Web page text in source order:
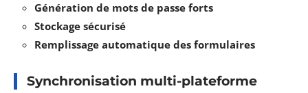
Génération de mots de passe forts
Stockage sécurisé
Remplissage automatique des formulaires
Synchronisation multi-plateforme